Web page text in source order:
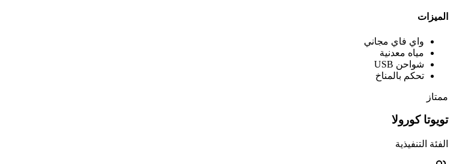
الميزات
واي فاي مجاني
مياه معدنية
شواحن USB
تحكم بالمناخ
ممتاز
تويوتا كورولا
الفئة التنفيذية